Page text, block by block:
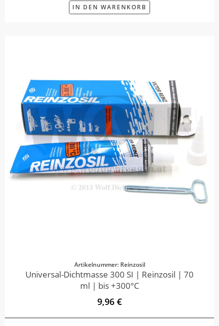
IN DEN WARENKORB
Artikelnummer: Reinzosil
Universal-Dichtmasse 300 SI | Reinzosil | 70
ml | bis +300°C
9,96 €